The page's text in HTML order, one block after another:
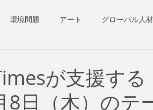
環境問題 アート グローバル人材
スク ブランド 新型コロナウイルス
が支援する
8日（木）のテ